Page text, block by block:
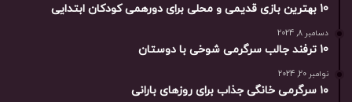
10 بهترین بازی‌ قدیمی و محلی برای دورهمی کودکان ابتدایی
دسامبر 8, 2024
10 ترفند جالب سرگرمی شوخی با دوستان
نوامبر 20, 2024
۱۰ سرگرمی خانگی جذاب برای روزهای بارانی